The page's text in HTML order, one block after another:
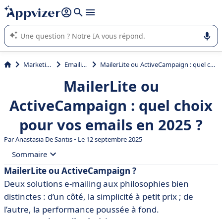
répondre (plusieurs lignes avec
L'IA de Appvizer vous guide dans l'utilisation ou la sélection de
logiciel SaaS en entreprise.
Marketing Emailing MailerLite ou ActiveCampaign : quel choix pour vos emails en 2025 ?
MailerLite ou
ActiveCampaign : quel choix
pour vos emails en 2025 ?
ParAnastasia De Santis • Le 12 septembre 2025
Sommaire
• Qu’est-ce que MailerLite ?
• Qu’est-ce que ActiveCampaign ?
• MailerLite vs ActiveCampaign : comparez les
MailerLite ou ActiveCampaign ?
Deux solutions e-mailing aux philosophies bien
distinctes : d’un côté, la simplicité à petit prix ; de
l’autre, la performance poussée à fond.